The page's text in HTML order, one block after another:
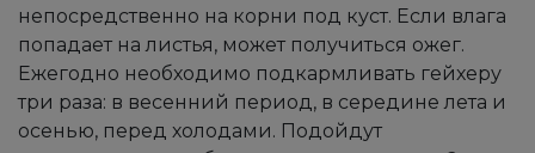
непосредственно на корни под куст. Если влага
попадает на листья, может получиться ожег.
Ежегодно необходимо подкармливать гейхеру
три раза: в весенний период, в середине лета и
осенью, перед холодами. Подойдут